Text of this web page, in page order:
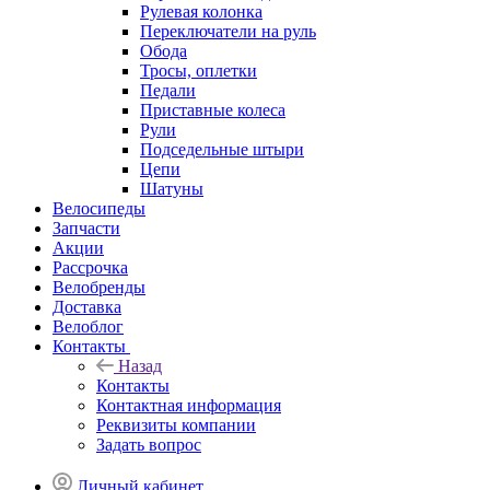
Рулевая колонка
Переключатели на руль
Обода
Тросы, оплетки
Педали
Приставные колеса
Рули
Подседельные штыри
Цепи
Шатуны
Велосипеды
Запчасти
Акции
Рассрочка
Велобренды
Доставка
Велоблог
Контакты
Назад
Контакты
Контактная информация
Реквизиты компании
Задать вопрос
Личный кабинет